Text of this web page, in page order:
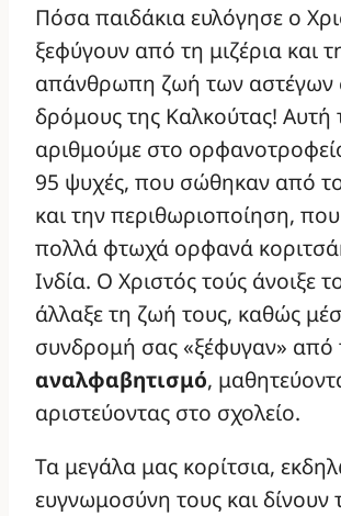
Πόσα παιδάκια ευλόγησε ο
ξεφύγουν από τη μιζέρια και
απάνθρωπη ζωή των αστέγων
δρόμους της Καλκούτας! Αυτή
αριθμούμε στο
95 ψυχές, που σώθηκαν από
και την περιθωριοποίηση,
πολλά φτωχά ορφανά
Ινδία. Ο Χριστός τούς άνοιξε
άλλαξε τη ζωή τους, καθώς
συνδρομή σας «ξέφυγαν» από
αναλφαβητισμό,
αριστεύοντας στο σχολείο.
Τα μεγάλα μας κορίτσια,
ευγνωμοσύνη τους και